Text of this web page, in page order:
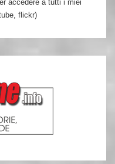
accedere a tutti i miei
flickr)